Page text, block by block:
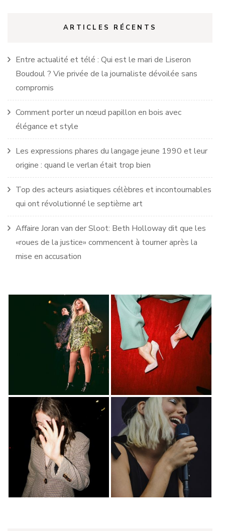
ARTICLES RÉCENTS
Entre actualité et télé : Qui est le mari de Liseron
Boudoul ? Vie privée de la journaliste dévoilée sans
compromis
Comment porter un nœud papillon en bois avec
élégance et style
Les expressions phares du langage jeune 1990 et leur
origine : quand le verlan était trop bien
Top des acteurs asiatiques célèbres et incontournables
qui ont révolutionné le septième art
Affaire Joran van der Sloot: Beth Holloway dit que les
«roues de la justice» commencent à tourner après la
mise en accusation